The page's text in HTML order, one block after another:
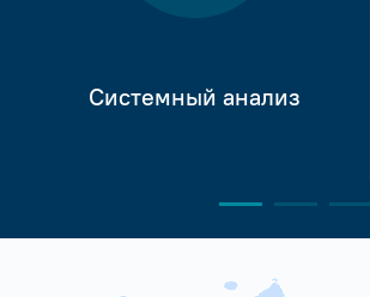
Системный анализ